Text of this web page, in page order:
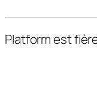
Platform est